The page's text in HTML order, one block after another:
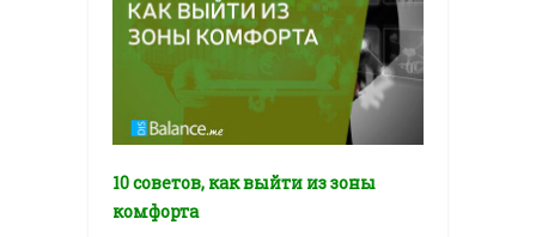
10 советов, как выйти из зоны
комфорта